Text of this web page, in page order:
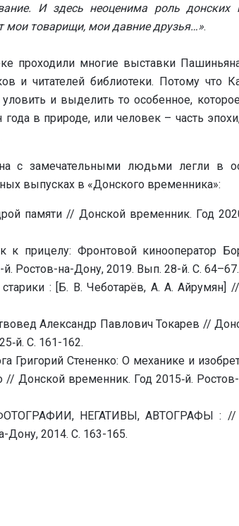
И здесь неоценима роль донских
мои товарищи, мои давние друзья…».
проходили многие выставки
и читателей библиотеки. Потому что
и выделить то особенное,
в природе, или человек – часть
с замечательными людьми легли в
выпусках в «Донского временника»:
памяти // Донской временник. Год
прицелу: Фронтовой кинооператор
Ростов-на-Дону, 2019. Вып. 28-й. С. 64–67.
: [Б. В. Чеботарёв, А. А. Айрумян]
Александр Павлович Токарев //
С. 161-162.
Григорий Стененко: О механике и
// Донской временник. Год 2015‑й.
НЕГАТИВЫ, АВТОГРАФЫ : //
Дону, 2014. С. 163-165.